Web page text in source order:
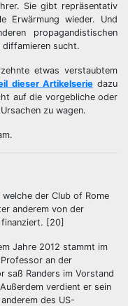
Sie gibt repräsentativ
Erwärmung wieder. Und
propagandistischen
diffamieren sucht.
etwas verstaubtem
dieser Artikelseriedazu
auf die vorgebliche oder
zu wagen.
welche der Club of Rome
anderem von der
[20]
Jahre 2012 stammt im
an der
saß Randers im Vorstand
verdient er sein
des US-